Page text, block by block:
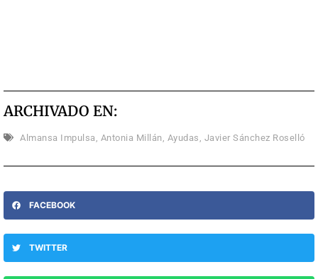
ARCHIVADO EN:
Almansa Impulsa Antonia Millán Ayudas Javier Sánchez Roselló
FACEBOOK
TWITTER